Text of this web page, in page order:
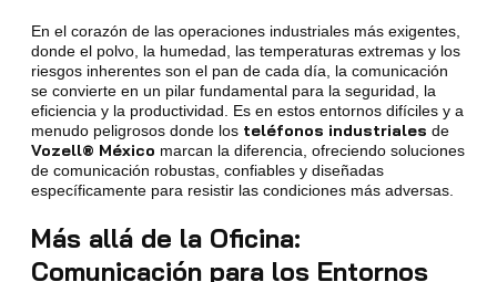
En el corazón de las operaciones industriales más exigentes,
donde el polvo, la humedad, las temperaturas extremas y los
riesgos inherentes son el pan de cada día, la comunicación
se convierte en un pilar fundamental para la seguridad, la
eficiencia y la productividad. Es en estos entornos difíciles y a
menudo peligrosos donde los teléfonos industriales de
Vozell® México marcan la diferencia, ofreciendo soluciones
de comunicación robustas, confiables y diseñadas
específicamente para resistir las condiciones más adversas.
Más allá de la Oficina:
Comunicación para los Entornos